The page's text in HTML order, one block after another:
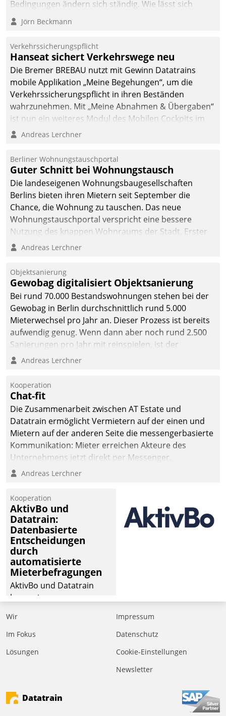
Bedingungen ändern sich ständig. Wie lässt sich
technisch die Kontrolle wahren und zugleich Freiraum
fürs Wachsen öffnen?
Jörn Beckmann
Verkehrssicherungspflicht
Hanseat sichert Verkehrswege neu
Die Bremer BREBAU nutzt mit Gewinn Datatrains
mobile Applikation „Meine Begehungen“, um die
Verkehrssicherungspflicht in ihren Beständen
wahrzunehmen. Mit „Meine Abnahmen & Übergaben“
ist nun ein weiteres Modul des Mobilen Cockpits im
Einsatz.
Andreas Lerchner
Berliner Wohnungstauschportal
Guter Schnitt bei Wohnungstausch
Die landeseigenen Wohnungsbaugesellschaften
Berlins bieten ihren Mietern seit September die
Chance, die Wohnung zu tauschen. Das neue
Wohnungstauschportal verspricht eine bessere
Nutzung des knappen Wohnraums der Stadt. Erster
Anwendungsfall für Datatrains Lösung API-Hub mit
Unternehmen.
Andreas Lerchner
Objektsanierung
Gewobag digitalisiert Objektsanierung
Bei rund 70.000 Bestandswohnungen stehen bei der
Gewobag in Berlin durchschnittlich rund 5.000
Mieterwechsel pro Jahr an. Dieser Prozess ist bereits
aufwendig genug. Wenn dann aber noch rund 2.500
Sanierungen pro Jahr mit reinspielen, ist der
Betreuungs- und Organisationsaufwand immens. Im
kommunale Wohnungsbauunternehmen daher
gemeinsam mit der Berliner Datatrain GmbH den
Teilprozess der Objektsanierung digitalisiert.
Andreas Lerchner
Kooperation
Chat-fit
Die Zusammenarbeit zwischen AT Estate und
Datatrain ermöglicht Vermietern auf der einen und
Mietern auf der anderen Seite die messengerbasierte
Kommunikation: Mieter erreichen Akteure des
Unternehmens jetzt direkt per Messenger,
Mitarbeiter oder Dienstleister empfangen oder
Andreas Lerchner
Kooperation
AktivBo und
Datatrain:
Datenbasierte
Entscheidungen
durch
automatisierte
Mieterbefragungen
AktivBo und Datatrain
kooperieren –
profitieren: Die nahtlose
Integration der Lösungen
Datatrain ermöglicht
Mieterbefragungen – eine
starke Grundlage für
Wir
Im Fokus
Lösungen
Impressum
Datenschutz
Cookie-Einstellungen
Newsletter
Datatrain